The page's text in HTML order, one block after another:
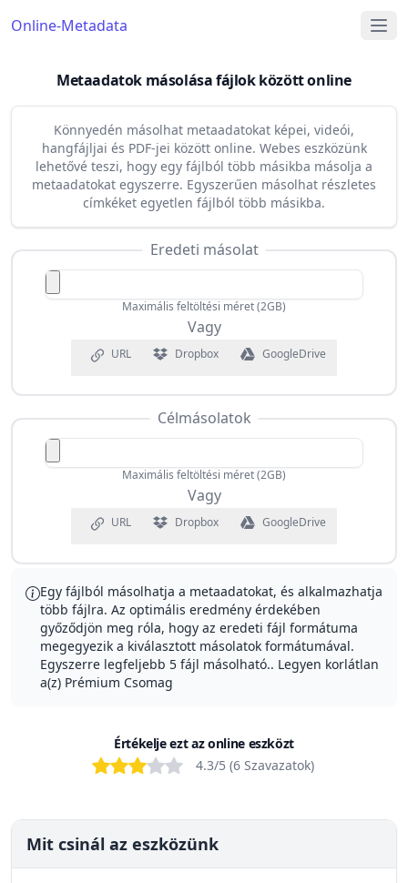
Online-Metadata
Metaadatok másolása fájlok között online
Könnyedén másolhat metaadatokat képei, videói,
hangfájljai és PDF-jei között online. Webes eszközünk
lehetővé teszi, hogy egy fájlból több másikba másolja a
metaadatokat egyszerre. Egyszerűen másolhat részletes
címkéket egyetlen fájlból több másikba.
Eredeti másolat
Maximális feltöltési méret (2GB)
Vagy
URL Dropbox GoogleDrive
Célmásolatok
Maximális feltöltési méret (2GB)
Vagy
URL Dropbox GoogleDrive
Egy fájlból másolhatja a metaadatokat, és alkalmazhatja
több fájlra. Az optimális eredmény érdekében
győződjön meg róla, hogy az eredeti fájl formátuma
megegyezik a kiválasztott másolatok formátumával.
Egyszerre legfeljebb 5 fájl másolható.. Legyen korlátlan
a(z) Prémium Csomag
Értékelje ezt az online eszközt
BadPoorOKGoodExcellent
4.3/5 (6 Szavazatok)
Mit csinál az eszközünk